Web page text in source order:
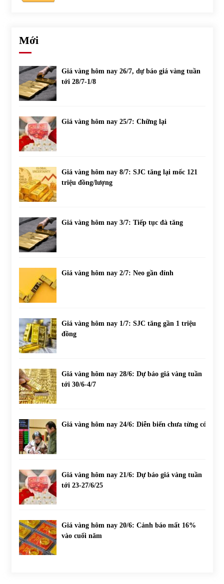
Mới
Giá vàng hôm nay 26/7, dự báo giá vàng tuần
tới 28/7-1/8
Giá vàng hôm nay 25/7: Chững lại
Giá vàng hôm nay 8/7: SJC tăng lại mốc 121
triệu đồng/lượng
Giá vàng hôm nay 3/7: Tiếp tục đà tăng
Giá vàng hôm nay 2/7: Neo gần đỉnh
Giá vàng hôm nay 1/7: SJC tăng gần 1 triệu
đồng
Giá vàng hôm nay 28/6: Dự báo giá vàng tuần
tới 30/6-4/7
Giá vàng hôm nay 24/6: Diễn biến chưa từng có
Giá vàng hôm nay 21/6: Dự báo giá vàng tuần
tới 23-27/6/25
Giá vàng hôm nay 20/6: Cảnh báo mất 16%
vào cuối năm